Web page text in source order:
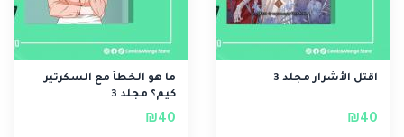
اقتل الأشرار مجلد 3
₪40
ما هو الخطأ مع السكرتير
كيم؟ مجلد 3
₪40